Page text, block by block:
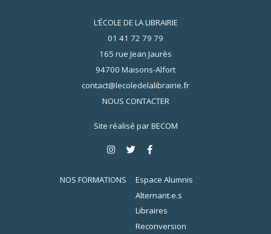
L’ÉCOLE DE LA LIBRAIRIE
01 41 72 79 79
165 rue Jean Jaurès
94700 Maisons-Alfort
contact@lecoledelalibrairie.fr
NOUS CONTACTER
Site réalisé parBECOM
NOS FORMATIONS
Espace Alumnis
Alternant.e.s
Libraires
Reconversion